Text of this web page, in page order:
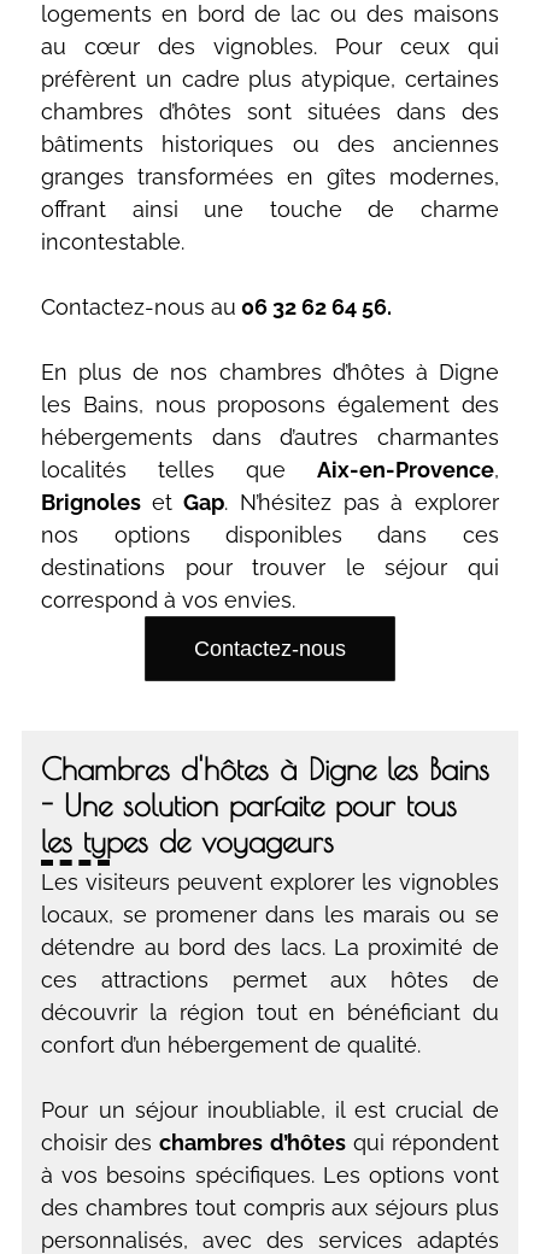
logements en bord de lac ou des maisons
au cœur des vignobles. Pour ceux qui
préfèrent un cadre plus atypique, certaines
chambres d’hôtes sont situées dans des
bâtiments historiques ou des anciennes
granges transformées en gîtes modernes,
offrant ainsi une touche de charme
incontestable.
Contactez-nous au 06 32 62 64 56.
En plus de nos chambres d’hôtes à Digne
les Bains, nous proposons également des
hébergements dans d’autres charmantes
localités telles que Aix-en-Provence,
Brignoles etGap. N’hésitez pas à explorer
nos options disponibles dans ces
destinations pour trouver le séjour qui
correspond à vos envies.
Contactez-nous
Chambres d'hôtes à Digne les Bains
- Une solution parfaite pour tous
les types de voyageurs
Les visiteurs peuvent explorer les vignobles
locaux, se promener dans les marais ou se
détendre au bord des lacs. La proximité de
ces attractions permet aux hôtes de
découvrir la région tout en bénéficiant du
confort d’un hébergement de qualité.
Pour un séjour inoubliable, il est crucial de
choisir deschambres d’hôtesqui répondent
à vos besoins spécifiques. Les options vont
des chambres tout compris aux séjours plus
personnalisés, avec des services adaptés